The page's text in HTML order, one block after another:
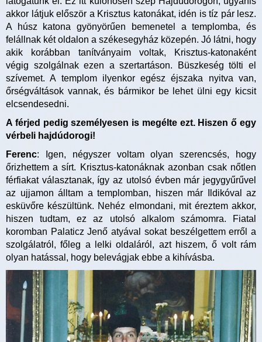
akkor látjuk először a Krisztus katonákat, idén is tíz pár lesz.
A húsz katona gyönyörűen bemenetel a templomba, és
felállnak két oldalon a székesegyház közepén. Jó látni, hogy
akik korábban tanítványaim voltak, Krisztus-katonaként
végig szolgálnak ezen a szertartáson. Büszkeség tölti el
szívemet. A templom ilyenkor egész éjszaka nyitva van,
őrségváltások vannak, és bármikor be lehet ülni egy kicsit
elcsendesedni.
A férjed pedig személyesen is megélte ezt. Hiszen ő egy
vérbeli hajdúdorogi!
Ferenc: Igen, négyszer voltam olyan szerencsés, hogy
őrizhettem a sírt. Krisztus-katonáknak azonban csak nőtlen
férfiakat választanak, így az utolsó évben már jegygyűrűvel
az ujjamon álltam a templomban, hiszen már Ildikóval az
esküvőre készültünk. Nehéz elmondani, mit éreztem akkor,
hiszen tudtam, ez az utolsó alkalom számomra. Fiatal
koromban Palaticz Jenő atyával sokat beszélgettem erről a
szolgálatról, főleg a lelki oldaláról, azt hiszem, ő volt rám
olyan hatással, hogy belevágjak ebbe a kihívásba.